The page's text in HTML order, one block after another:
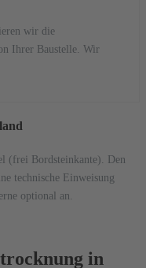
wir die
Ihrer Baustelle. Wir
(frei Bordsteinkante). Den
technische Einweisung
optional an.
in